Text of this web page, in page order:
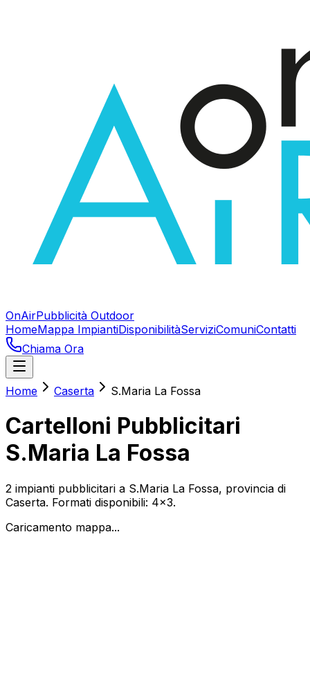
OnAirPubblicità Outdoor
HomeMappa ImpiantiDisponibilitàServiziComuniContatti
Chiama Ora
Home Caserta S.Maria La Fossa
Cartelloni Pubblicitari
S.Maria La Fossa
2 impianti pubblicitari a S.Maria La Fossa, provincia di
Caserta. Formati disponibili: 4x3.
Caricamento mappa...